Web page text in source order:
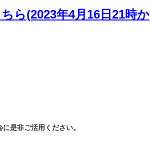
ら(2023年4月16日21時か
是非ご活用ください。